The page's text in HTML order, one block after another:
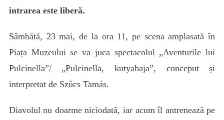
intrarea este liberă.
Sâmbătă, 23 mai, de la ora 11, pe scena amplasată în
Piața Muzeului se va juca spectacolul „Aventurile lui
Pulcinella”/ „Pulcinella, kutyabaja”, conceput și
interpretat de Szűcs Tamás.
Diavolul nu doarme niciodată, iar acum îl antrenează pe